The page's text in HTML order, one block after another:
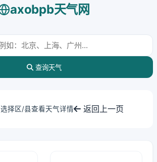
axobpb天气网
查询天气
择区/县查看天气详情 返回上一页